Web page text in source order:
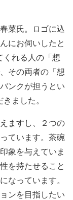
菜氏。ロゴに込
にお伺いしたと
くれる人の「想
その両者の「想
ンクが担うとい
ました。
ますし、２つの
ています。茶碗
象を与えていま
を持たせること
なっています。
ンを目指したい